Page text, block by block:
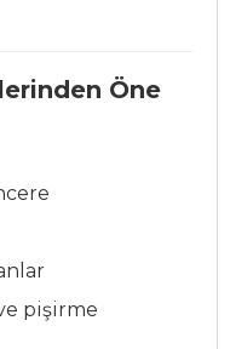
Öne
pişirme